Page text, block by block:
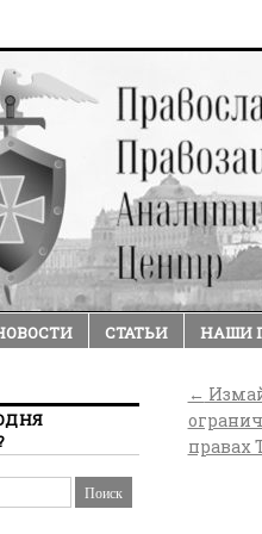
СТАТЬИ НАШИ
←
правах